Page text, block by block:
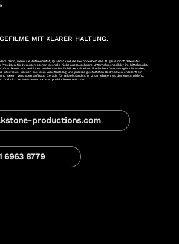
MIT KLARER HALTUNG.
dann, wenn sie Authentizität, Qualität und die Besonderheit des Allgäus nicht dekorativ,
Projekten für Kempten stehen deshalb nicht austauschbare Unternehmensbilder im Mittelpunkt,
kann. Wir verbinden authentische Einblicke mit einer filmischen Dramaturgie, die Marke,
Interviews, Szenen aus dem Arbeitsalltag und präzise gestalteten Bildmotiven entsteht ein
extern Vertrauen aufbaut. Gerade für mittelständische Unternehmen ist das entscheidend,
und sich im Wettbewerb klarer positionieren möchten.
productions.com
6963 8779